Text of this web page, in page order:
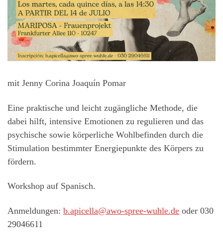
mit Jenny Corina Joaquín Pomar
Eine praktische und leicht zugängliche Methode, die
dabei hilft, intensive Emotionen zu regulieren und das
psychische sowie körperliche Wohlbefinden durch die
Stimulation bestimmter Energiepunkte des Körpers zu
fördern.
Workshop auf Spanisch.
Anmeldungen: b.apicella@awo-spree-wuhle.de oder 030
29046611